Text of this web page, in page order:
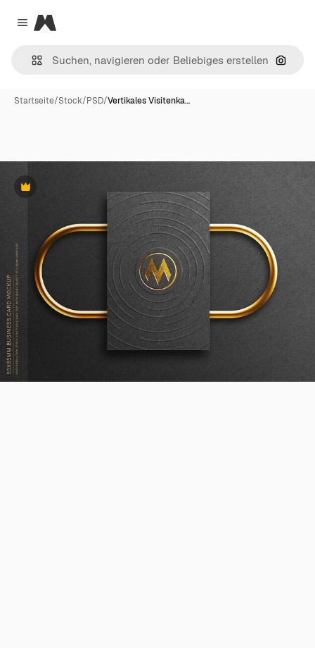
Close menu
Magnific
Nach
Startseite/Stock/PSD/Vertikales Visitenka…
Premium